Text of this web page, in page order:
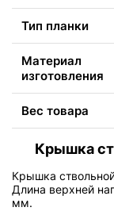
Тип планки
Материал
изготовления
Вес товара
Крышка
Крышка
Длина верхней
мм.